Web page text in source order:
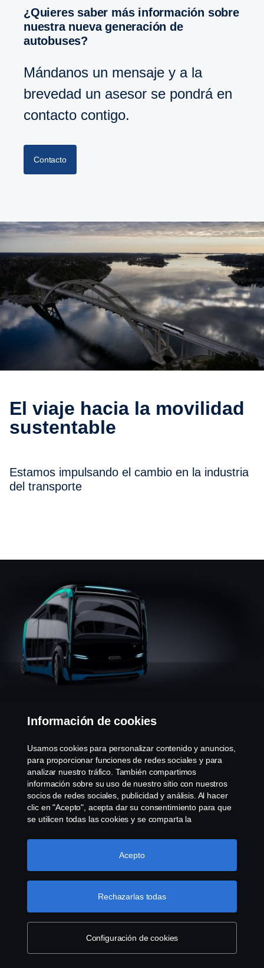
¿Quieres saber más información sobre
nuestra nueva generación de
autobuses?
Mándanos un mensaje y a la
brevedad un asesor se pondrá en
contacto contigo.
Contacto
El viaje hacia la movilidad
sustentable
Estamos impulsando el cambio en la industria
del transporte
Bienvenido al futuro del transporte
El mundo se enfrenta a desafíos sin
precedentes, desde el cambio climático, la
económica hasta las crisis de salud y la
desigualdad.
Información de cookies
Usamos cookies para personalizar contenido y anuncios,
para proporcionar funciones de redes sociales y para
analizar nuestro tráfico. También compartimos
información sobre su uso de nuestro sitio con nuestros
socios de redes sociales, publicidad y análisis. Al hacer
clic en "Acepto", acepta dar su consentimiento para que
se utilicen todas las cookies y se comparta la
haciendo clic en "Configuración de cookies" y
seleccionando las categorías que desea aceptar. Para
Más información
Configuración de cookies
Rechazarlas todas
Acepto